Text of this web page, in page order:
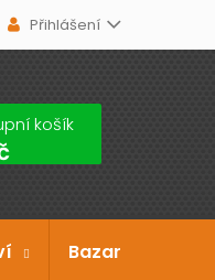
Přihlášení
košík
Bazar